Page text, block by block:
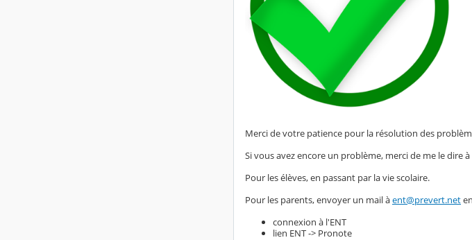
Merci de votre patience pour la résolution des
Si vous avez encore un problème, merci de me le dire
Pour les élèves, en passant par la vie scolaire.
Pour les parents, envoyer un mail àent@prevert.net
connexion à l'ENT
lien ENT -> Pronote